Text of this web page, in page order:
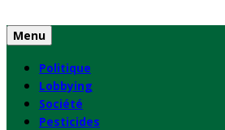
to
content
Menu
Politique
Lobbying
Société
Pesticides